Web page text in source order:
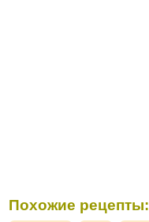
Похожие рецепты: